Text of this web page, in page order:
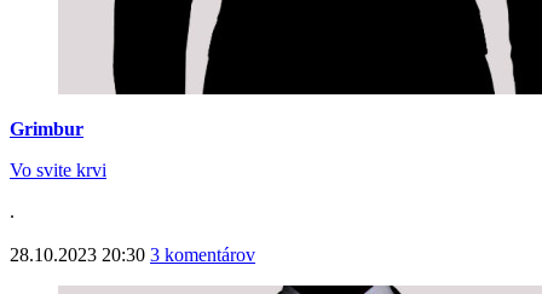
Grimbur
Vo svite krvi
.
28.10.2023 20:30 3 komentárov